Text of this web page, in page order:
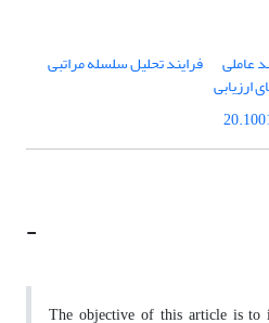
عاملی فرایند تحلیل سلسله مراتبی
ارزیابی
-
The objective of this article is to